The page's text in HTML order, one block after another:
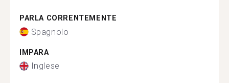
PARLA CORRENTEMENTE
Spagnolo
IMPARA
Inglese